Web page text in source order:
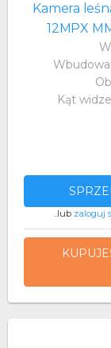
Kamera
12MPX
Kąt
..lub zaloguj